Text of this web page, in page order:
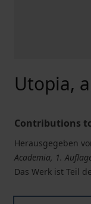
Utopia,
Contributions
Herausgegeben
Academia, 1.
Das Werk ist Teil